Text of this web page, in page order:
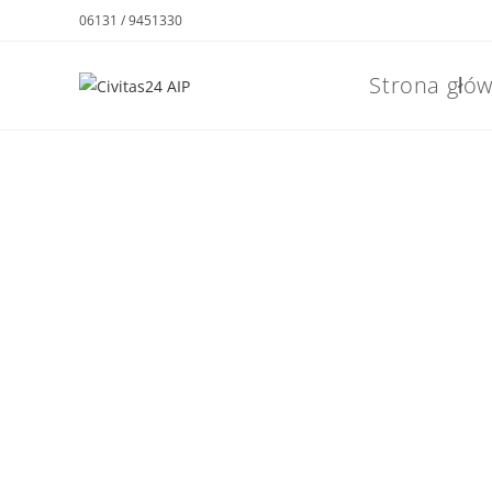
06131 / 9451330
Strona